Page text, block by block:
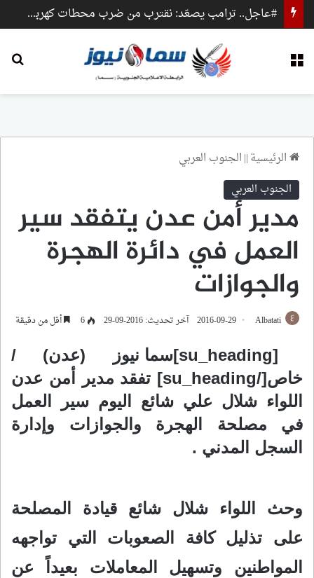
#عاجل.. ترامب يصعّد: نقترب من ضرب محطات كهرباء وجسور داخل إيران
الرئيسية||الجنوب العربي
الجنوب العربي
مدير أمن عدن يتفقد سير
العمل في دائرة الهجرة
والجوازات
Albatati
2016-09-29 آخر تحديث: 2016-09-29 6 أقل من دقيقة
[su_heading]سما نيوز (عدن) /
خاص[/su_heading]
تفقد مدير أمن عدن
اللواء شلال علي شائع اليوم سير العمل
في مصلحة الهجرة والجوازات وإدارة
السجل المدني .
وحث اللواء شلال شائع قيادة المصلحة
على تذليل كافة الصعوبات التي تواجهه
المواطنين وتسهيل المعاملات بعيداً عن